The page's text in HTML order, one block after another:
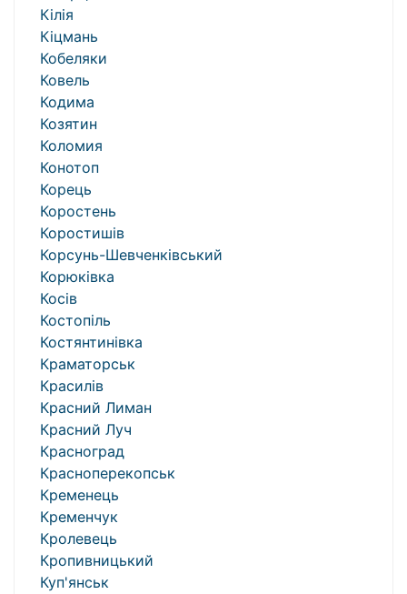
Кілія
Кіцмань
Кобеляки
Ковель
Кодима
Козятин
Коломия
Конотоп
Корець
Коростень
Коростишів
Корсунь-Шевченківський
Корюківка
Косів
Костопіль
Костянтинівка
Краматорськ
Красилів
Красний Лиман
Красний Луч
Красноград
Красноперекопськ
Кременець
Кременчук
Кролевець
Кропивницький
Куп'янськ